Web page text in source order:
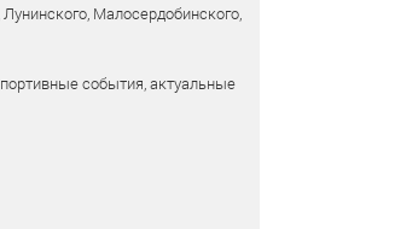
Малосердобинского,
события, актуальные